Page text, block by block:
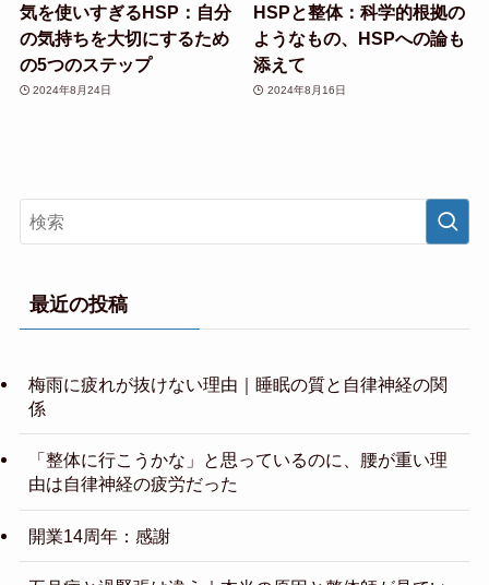
気を使いすぎるHSP：自分
の気持ちを大切にするため
の5つのステップ
2024年8月24日
HSPと整体：科学的根拠の
ようなもの、HSPへの論も
添えて
2024年8月16日
最近の投稿
梅雨に疲れが抜けない理由｜睡眠の質と自律神経の関
係
「整体に行こうかな」と思っているのに、腰が重い理
由は自律神経の疲労だった
開業14周年：感謝